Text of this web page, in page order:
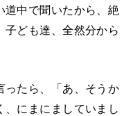
道中で聞いたから、絶
子ども達、全然分から
ったら、「あ、そうか
、にまにましていまし